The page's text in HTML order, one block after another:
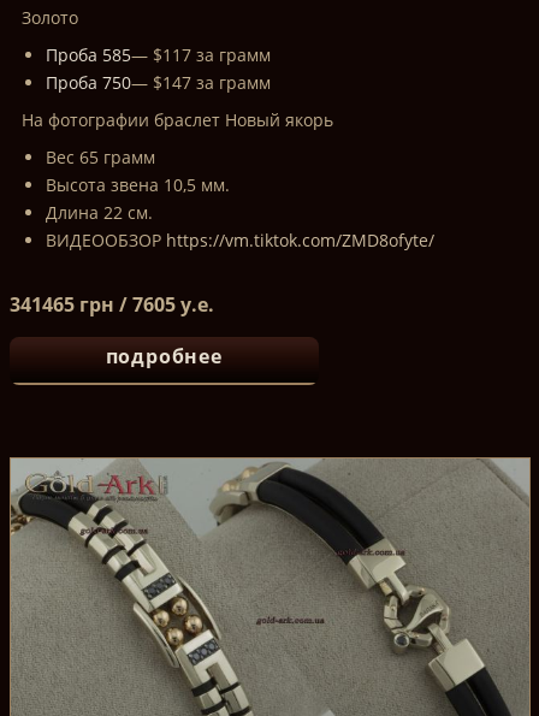
Золото
Проба 585— $117 за грамм
Проба 750— $147 за грамм
На фотографии браслет Новый якорь
Вес 65 грамм
Высота звена 10,5 мм.
Длина 22 см.
ВИДЕООБЗОР https://vm.tiktok.com/ZMD8ofyte/
341465 грн / 7605 у.е.
подробнее